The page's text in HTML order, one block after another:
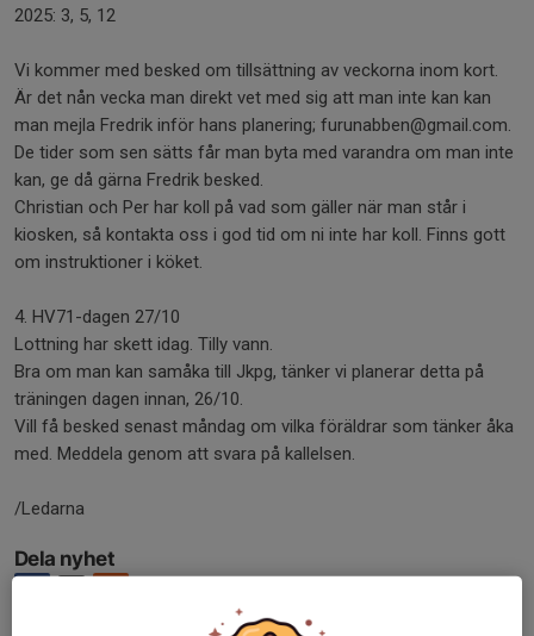
2025: 3, 5, 12
Vi kommer med besked om tillsättning av veckorna inom kort.
Är det nån vecka man direkt vet med sig att man inte kan kan
man mejla Fredrik inför hans planering; furunabben@gmail.com.
De tider som sen sätts får man byta med varandra om man inte
kan, ge då gärna Fredrik besked.
Christian och Per har koll på vad som gäller när man står i
kiosken, så kontakta oss i god tid om ni inte har koll. Finns gott
om instruktioner i köket.
4. HV71-dagen 27/10
Lottning har skett idag. Tilly vann.
Bra om man kan samåka till Jkpg, tänker vi planerar detta på
träningen dagen innan, 26/10.
Vill få besked senast måndag om vilka föräldrar som tänker åka
med. Meddela genom att svara på kallelsen.
/Ledarna
Dela nyhet